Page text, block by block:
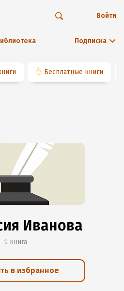
Подписка
Войти
👌 Бесплатные книги
Иванова
1 книга
в избранное